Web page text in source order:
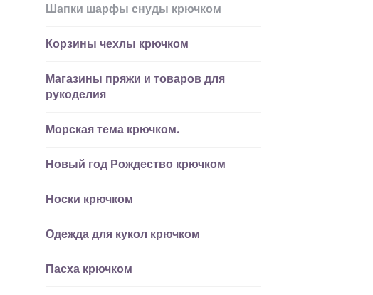
Шапки шарфы снуды крючком
Корзины чехлы крючком
Магазины пряжи и товаров для
рукоделия
Морская тема крючком.
Новый год Рождество крючком
Носки крючком
Одежда для кукол крючком
Пасха крючком